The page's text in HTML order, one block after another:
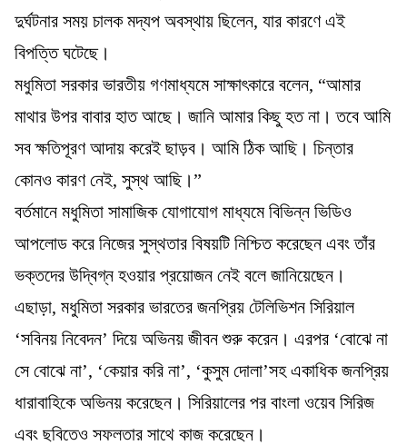
দুর্ঘটনার সময় চালক মদ্যপ অবস্থায় ছিলেন, যার কারণে এই
বিপত্তি ঘটেছে।
মধুমিতা সরকার ভারতীয় গণমাধ্যমে সাক্ষাৎকারে বলেন, “আমার
মাথার উপর বাবার হাত আছে। জানি আমার কিছু হত না। তবে আমি
সব ক্ষতিপূরণ আদায় করেই ছাড়ব। আমি ঠিক আছি। চিন্তার
কোনও কারণ নেই, সুস্থ আছি।”
বর্তমানে মধুমিতা সামাজিক যোগাযোগ মাধ্যমে বিভিন্ন ভিডিও
আপলোড করে নিজের সুস্থতার বিষয়টি নিশ্চিত করেছেন এবং তাঁর
ভক্তদের উদ্বিগ্ন হওয়ার প্রয়োজন নেই বলে জানিয়েছেন।
এছাড়া, মধুমিতা সরকার ভারতের জনপ্রিয় টেলিভিশন সিরিয়াল
‘সবিনয় নিবেদন’ দিয়ে অভিনয় জীবন শুরু করেন। এরপর ‘বোঝে না
সে বোঝে না’, ‘কেয়ার করি না’, ‘কুসুম দোলা’সহ একাধিক জনপ্রিয়
ধারাবাহিকে অভিনয় করেছেন। সিরিয়ালের পর বাংলা ওয়েব সিরিজ
এবং ছবিতেও সফলতার সাথে কাজ করেছেন।